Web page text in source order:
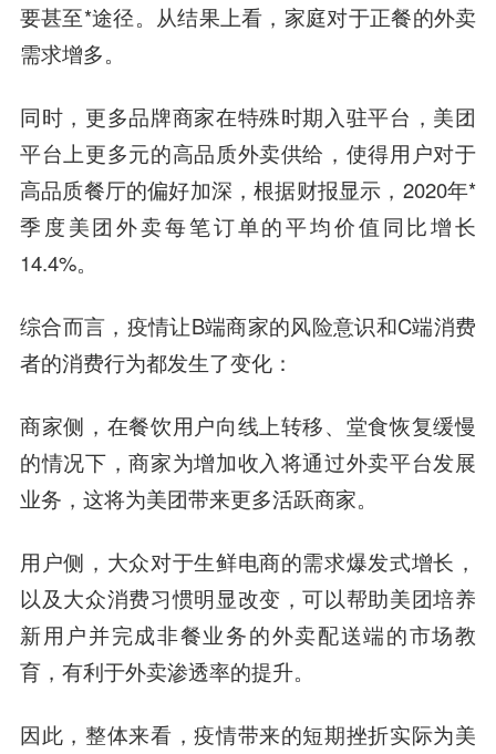
要甚至*途径。从结果上看，家庭对于正餐的外卖
需求增多。
同时，更多品牌商家在特殊时期入驻平台，美团
平台上更多元的高品质外卖供给，使得用户对于
高品质餐厅的偏好加深，根据财报显示，2020年*
季度美团外卖每笔订单的平均价值同比增长
14.4%。
综合而言，疫情让B端商家的风险意识和C端消费
者的消费行为都发生了变化：
商家侧，在餐饮用户向线上转移、堂食恢复缓慢
的情况下，商家为增加收入将通过外卖平台发展
业务， 这将为美团带来更多活跃商家。
用户侧，大众对于生鲜电商的需求爆发式增长，
以及大众消费习惯明显改变，可以帮助美团培养
新用户并完成非餐业务的外卖配送端的市场教
育，有利于外卖渗透率的提升。
因此，整体来看，疫情带来的短期挫折实际为美